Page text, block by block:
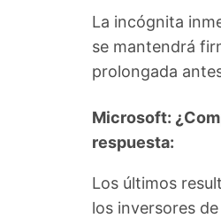
La incógnita
se mantendrá
prolongada
Microsoft:
respuesta:
Los últimos
los inversores